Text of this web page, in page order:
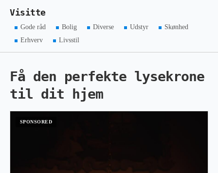
Visitte
Gode råd Bolig Diverse Udstyr
Skønhed
Erhverv
Livsstil
Få den perfekte lysekrone
til dit hjem